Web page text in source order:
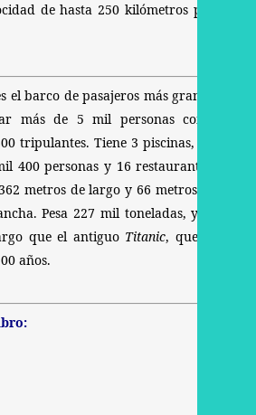
de hasta 250 kilómetros por
el barco de pasajeros más grande
más de 5 mil personas como
tripulantes. Tiene 3 piscinas, un
400 personas y 16 restaurantes.
metros de largo y 66 metros de
Pesa 227 mil toneladas, y es
que el antiguo Titanic, que se
años.